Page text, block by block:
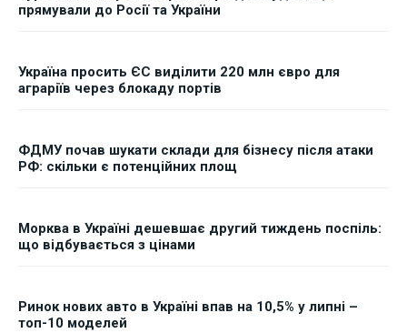
прямували до Росії та України
Україна просить ЄС виділити 220 млн євро для
аграріїв через блокаду портів
ФДМУ почав шукати склади для бізнесу після атаки
РФ: скільки є потенційних площ
Морква в Україні дешевшає другий тиждень поспіль:
що відбувається з цінами
Ринок нових авто в Україні впав на 10,5% у липні –
топ-10 моделей